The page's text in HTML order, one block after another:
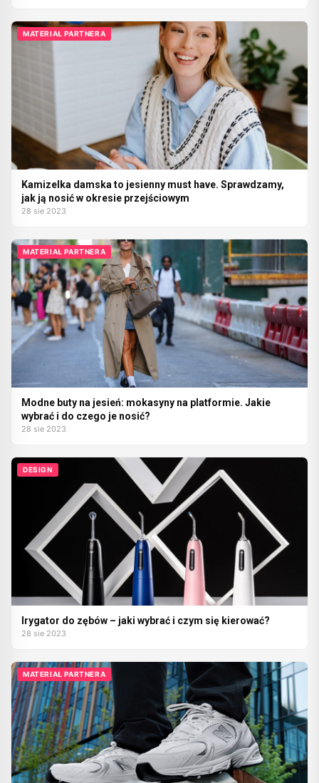
MATERIAŁ PARTNERA
Kamizelka damska to jesienny must have. Sprawdzamy,
jak ją nosić w okresie przejściowym
28 sie 2023
MATERIAŁ PARTNERA
Modne buty na jesień: mokasyny na platformie. Jakie
wybrać i do czego je nosić?
28 sie 2023
DESIGN
Irygator do zębów – jaki wybrać i czym się kierować?
28 sie 2023
MATERIAŁ PARTNERA